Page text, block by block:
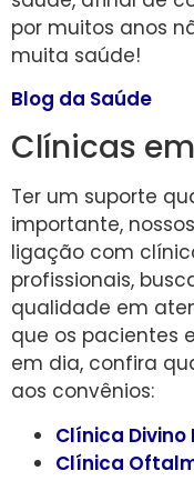
por muitos anos
muita saúde!
Blog da Saúde
Clínicas
Ter um suporte
importante,
ligação com
profissionais,
qualidade em
que os pacientes
em dia, confira
aos convênios:
Clínica Divino
Clínica